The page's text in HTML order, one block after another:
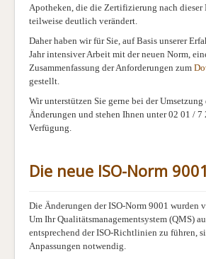
Apotheken, die die Zertifizierung nach dieser
teilweise deutlich verändert.
Daher haben wir für Sie, auf Basis unserer
Jahr intensiver Arbeit mit der neuen Norm,
Zusammenfassung der Anforderungen zum
gestellt.
Wir unterstützen Sie gerne bei der
Änderungen und stehen Ihnen unter 02 01 / 7
Verfügung
Die neue ISO-Norm
Die Änderungen der ISO-Norm 9001 wurden
Um Ihr Qualitätsmanagementsystem (QMS)
entsprechend der ISO-Richtlinien zu führen,
Anpassungen notwendig.